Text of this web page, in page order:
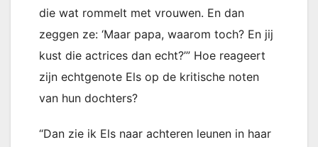
die wat rommelt met vrouwen. En dan
zeggen ze: ‘Maar papa, waarom toch? En jij
kust die actrices dan echt?’” Hoe reageert
zijn echtgenote Els op de kritische noten
van hun dochters?
“Dan zie ik Els naar achteren leunen in haar